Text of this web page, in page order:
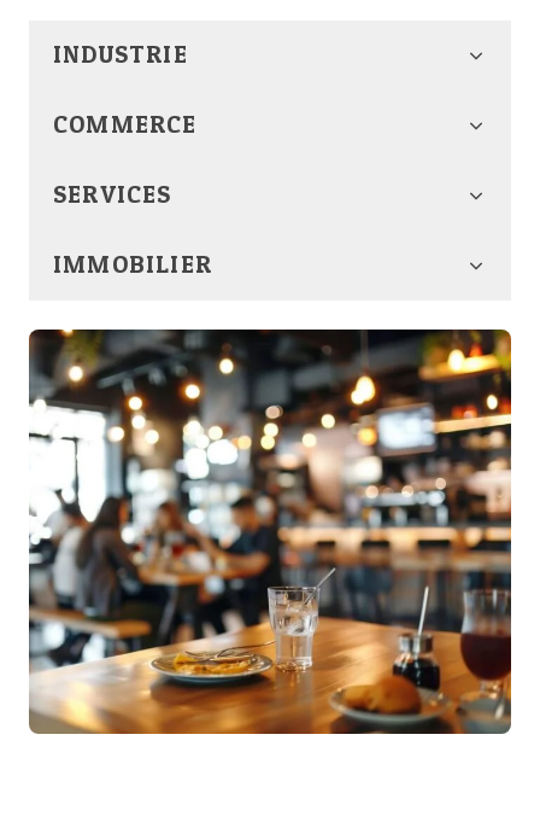
INDUSTRIE
COMMERCE
SERVICES
IMMOBILIER